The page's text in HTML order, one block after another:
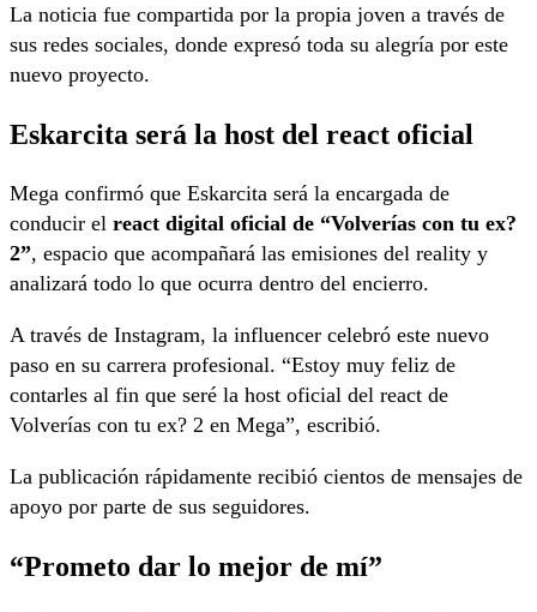
La noticia fue compartida por la propia joven a través de
sus redes sociales, donde expresó toda su alegría por este
nuevo proyecto.
Eskarcita será la host del react oficial
Mega confirmó que Eskarcita será la encargada de
conducir el react digital oficial de “Volverías con tu ex?
2”, espacio que acompañará las emisiones del reality y
analizará todo lo que ocurra dentro del encierro.
A través de Instagram, la influencer celebró este nuevo
paso en su carrera profesional. “Estoy muy feliz de
contarles al fin que seré la host oficial del react de
Volverías con tu ex? 2 en Mega”, escribió.
La publicación rápidamente recibió cientos de mensajes de
apoyo por parte de sus seguidores.
“Prometo dar lo mejor de mí”